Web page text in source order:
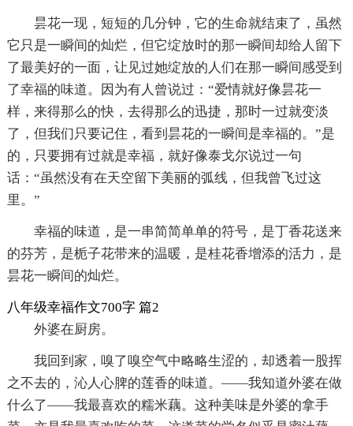
昙花一现，短短的几分钟，它的生命就结束了，虽然
它只是一瞬间的灿烂，但它绽放时的那一瞬间却给人留下
了最美好的一面，让见过她绽放的人们在那一瞬间感受到
了幸福的味道。因为有人曾说过：“爱情就好像昙花一
样，来得那么的快，去得那么的迅捷，那时一过就变淡
了，但我们只要记住，看到昙花的一瞬间是幸福的。”是
的，只要拥有过就是幸福，就好像泰戈尔说过一句
话：“虽然没有在天空留下美丽的弧线，但我曾飞过这
里。”
幸福的味道，是一串简简单单的符号，是丁香花送来
的芬芳，是栀子花带来的温暖，是桂花香增添的活力，是
昙花一瞬间的灿烂。
八年级幸福作文700字 篇2
外婆在厨房。
我回到家，嗅了嗅空气中略略生涩的，却透着一股挥
之不去的，沁人心脾的莲香的味道。——我知道外婆在做
什么了——我最喜欢的糯米藕。这种美味是外婆的拿手